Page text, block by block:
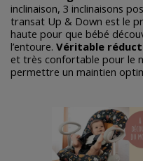
inclinaison, 3 inclinaisons
transat Up & Down est le
haute pour que bébé
l’entoure. Véritable
et très confortable pour le
permettre un maintien